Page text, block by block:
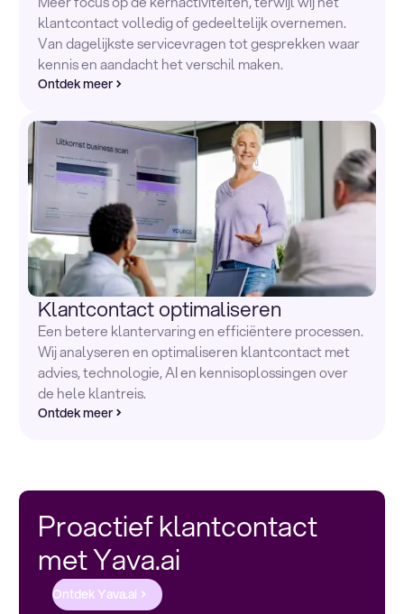
klantcontact volledig of gedeeltelijk overnemen.
Van dagelijkste servicevragen tot gesprekken waar
kennis en aandacht het verschil maken.
Ontdek meer
Klantcontact optimaliseren
Een betere klantervaring en efficiëntere processen.
Wij analyseren en optimaliseren klantcontact met
advies, technologie, AI en kennisoplossingen over
de hele klantreis.
Ontdek meer
Proactief klantcontact
met Yava.ai
Ontdek Yava.ai